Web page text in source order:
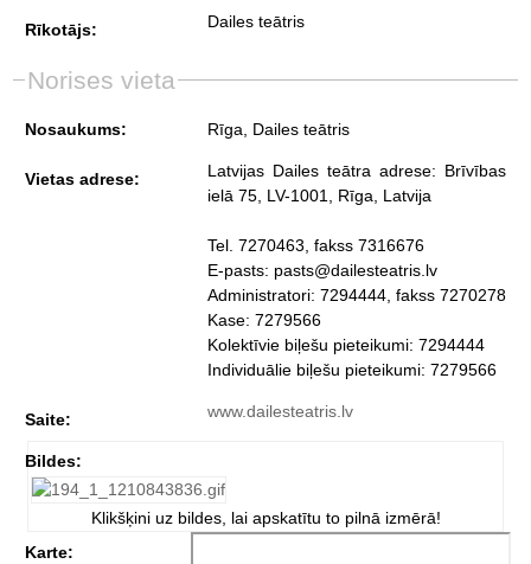
Rīkotājs: Dailes teātris
Norises vieta
Nosaukums: Rīga, Dailes teātris
Vietas adrese:
Latvijas Dailes teātra adrese: Brīvības
ielā 75, LV-1001, Rīga, Latvija
Tel. 7270463, fakss 7316676
E-pasts: pasts@dailesteatris.lv
Administratori: 7294444, fakss 7270278
Kase: 7279566
Kolektīvie biļešu pieteikumi: 7294444
Individuālie biļešu pieteikumi: 7279566
Saite: www.dailesteatris.lv
Bildes:
Klikšķini uz bildes, lai apskatītu to pilnā izmērā!
Karte: